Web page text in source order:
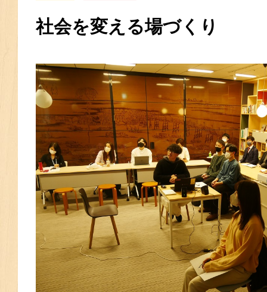
社会を変える場づくり